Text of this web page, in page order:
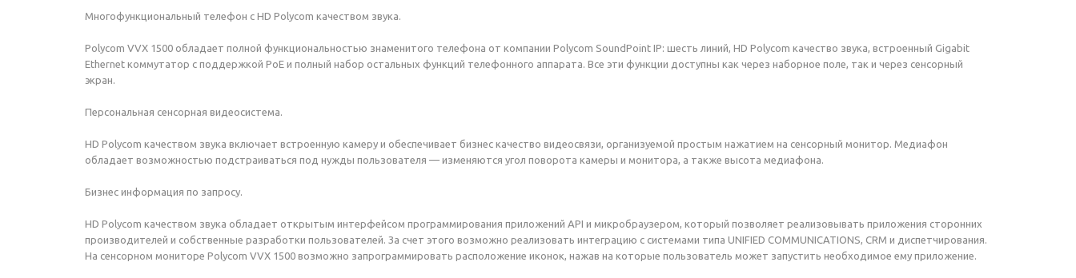
Многофункциональный телефон с HD Polycom качеством звука.
Polycom VVX 1500 обладает полной функциональностью знаменитого телефона от компании Polycom SoundPoint IP: шесть линий, HD Polycom качество звука, встроенный Gigabit
Ethernet коммутатор с поддержкой PoE и полный набор остальных функций телефонного аппарата. Все эти функции доступны как через наборное поле, так и через сенсорный
экран.
Персональная сенсорная видеосистема.
HD Polycom качеством звука включает встроенную камеру и обеспечивает бизнес качество видеосвязи, организуемой простым нажатием на сенсорный монитор. Медиафон
обладает возможностью подстраиваться под нужды пользователя — изменяются угол поворота камеры и монитора, а также высота медиафона.
Бизнес информация по запросу.
HD Polycom качеством звука обладает открытым интерфейсом программирования приложений API и микробраузером, который позволяет реализовывать приложения сторонних
производителей и собственные разработки пользователей. За счет этого возможно реализовать интеграцию с системами типа UNIFIED COMMUNICATIONS, CRM и диспетчирования.
На сенсорном мониторе Polycom VVX 1500 возможно запрограммировать расположение иконок, нажав на которые пользователь может запустить необходимое ему приложение.